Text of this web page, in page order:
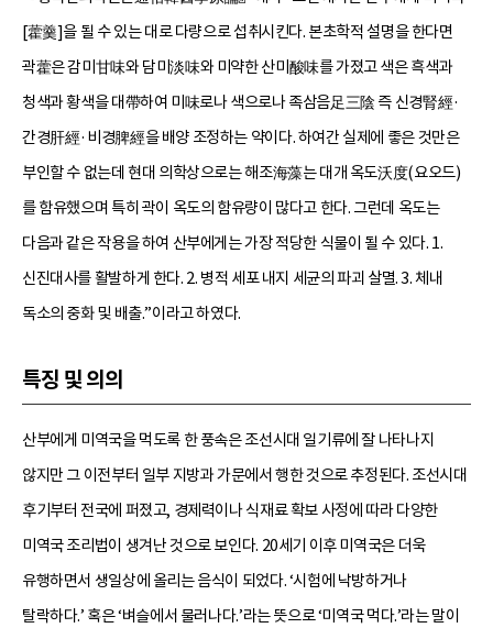
[藿羹]을 될 수 있는 대로 다량으로 섭취시킨다. 본초학적 설명을 한다면
곽藿은 감미甘味와 담미淡味와 미약한 산미酸味를 가졌고 색은 흑색과
청색과 황색을 대帶하여 미味로나 색으로나 족삼음足三陰 즉 신경腎經·
간경肝經·비경脾經을 배양 조정하는 약이다. 하여간 실제에 좋은 것만은
부인할 수 없는데 현대 의학상으로는 해조海藻는 대개 옥도沃度(요오드)
를 함유했으며 특히 곽이 옥도의 함유량이 많다고 한다. 그런데 옥도는
다음과 같은 작용을 하여 산부에게는 가장 적당한 식물이 될 수 있다. 1.
신진대사를 활발하게 한다. 2. 병적 세포 내지 세균의 파괴 살멸. 3. 체내
독소의 중화 및 배출.”이라고 하였다.
특징 및 의의
산부에게 미역국을 먹도록 한 풍속은 조선시대 일기류에 잘 나타나지
않지만 그 이전부터 일부 지방과 가문에서 행한 것으로 추정된다. 조선시대
후기부터 전국에 퍼졌고, 경제력이나 식재료 확보 사정에 따라 다양한
미역국 조리법이 생겨난 것으로 보인다. 20세기 이후 미역국은 더욱
유행하면서 생일상에 올리는 음식이 되었다. ‘시험에 낙방하거나
탈락하다.’ 혹은 ‘벼슬에서 물러나다.’라는 뜻으로 ‘미역국 먹다.’라는 말이